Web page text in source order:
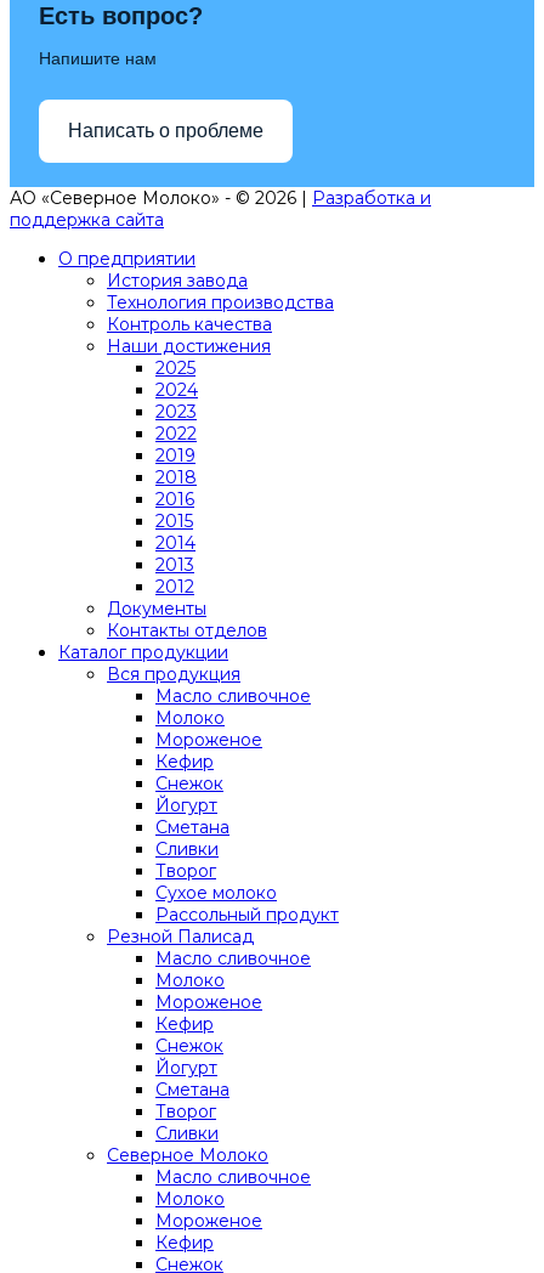
Есть вопрос?
Напишите нам
Написать о проблеме
АО «Северное Молоко» - © 2026 | Разработка и
поддержка сайта
О предприятии
История завода
Технология производства
Контроль качества
Наши достижения
2025
2024
2023
2022
2019
2018
2016
2015
2014
2013
2012
Документы
Контакты отделов
Каталог продукции
Вся продукция
Масло сливочное
Молоко
Мороженое
Кефир
Снежок
Йогурт
Сметана
Сливки
Творог
Сухое молоко
Рассольный продукт
Резной Палисад
Масло сливочное
Молоко
Мороженое
Кефир
Снежок
Йогурт
Сметана
Творог
Сливки
Северное Молоко
Масло сливочное
Молоко
Мороженое
Кефир
Снежок